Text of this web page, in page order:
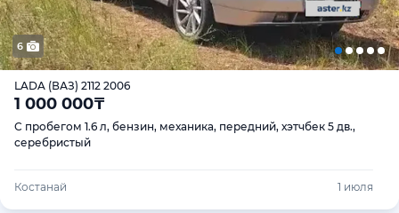
6
LADA (ВАЗ) 2112 2006
1 000 000₸
С пробегом 1.6 л, бензин, механика, передний, хэтчбек 5 дв.,
серебристый
Костанай 1 июля